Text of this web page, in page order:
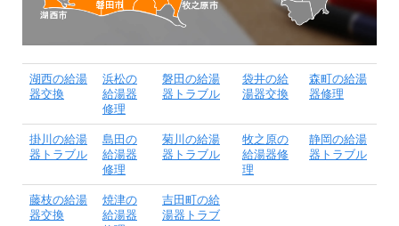
湖西の給湯
器交換
浜松の
給湯器
修理
磐田の給湯
器トラブル
袋井の給
湯器交換
森町の給湯
器修理
掛川の給湯
器トラブル
島田の
給湯器
修理
菊川の給湯
器トラブル
牧之原の
給湯器修
理
静岡の給湯
器トラブル
藤枝の給湯
器交換
焼津の
給湯器
吉田町の給
湯器トラブ